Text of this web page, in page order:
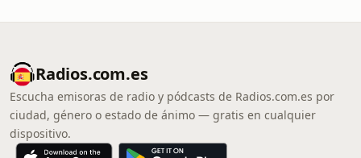
Radios.com.es
Escucha emisoras de radio y pódcasts de Radios.com.es por
ciudad, género o estado de ánimo — gratis en cualquier
dispositivo.